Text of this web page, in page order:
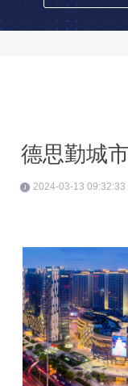
德思勤城
2024-03-13 09:32:33